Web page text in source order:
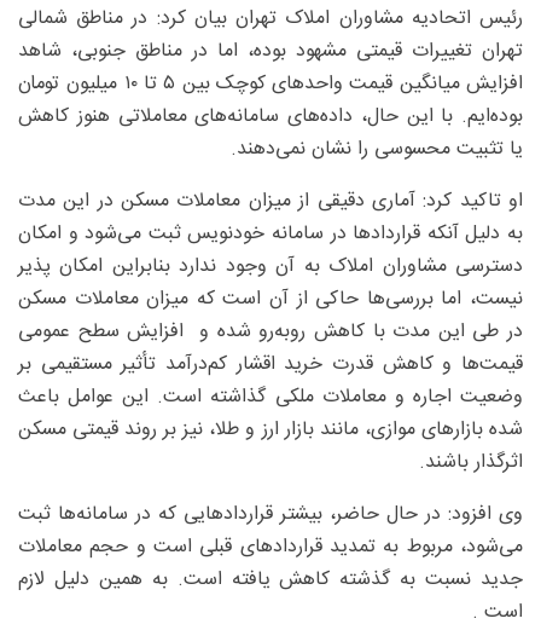
رئیس اتحادیه مشاوران املاک تهران بیان کرد: در مناطق شمالی
تهران تغییرات قیمتی مشهود بوده، اما در مناطق جنوبی، شاهد
افزایش میانگین قیمت واحد‌های کوچک بین ۵ تا ۱۰ میلیون تومان
بوده‌ایم. با این حال، داده‌های سامانه‌های معاملاتی هنوز کاهش
یا تثبیت محسوسی را نشان نمی‌دهند.
او تاکید کرد: آماری دقیقی از میزان معاملات مسکن در این مدت
به دلیل آنکه قرارداد‌ها در سامانه خودنویس ثبت می‌شود و امکان
دسترسی مشاوران املاک به آن وجود ندارد بنابراین امکان پذیر
نیست، اما بررسی‌ها حاکی از آن است که میزان معاملات مسکن
در طی این مدت با کاهش رو‌به‌رو شده و افزایش سطح عمومی
قیمت‌ها و کاهش قدرت خرید اقشار کم‌درآمد تأثیر مستقیمی بر
وضعیت اجاره و معاملات ملکی گذاشته است. این عوامل باعث
شده بازار‌های موازی، مانند بازار ارز و طلا، نیز بر روند قیمتی مسکن
اثرگذار باشند.
وی افزود: در حال حاضر، بیشتر قرارداد‌هایی که در سامانه‌ها ثبت
می‌شود، مربوط به تمدید قرارداد‌های قبلی است و حجم معاملات
جدید نسبت به گذشته کاهش یافته است. به همین دلیل لازم
است .